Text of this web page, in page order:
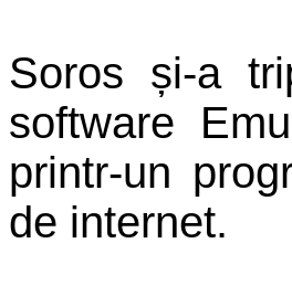
Soros și-a
software
printr-un
de internet.